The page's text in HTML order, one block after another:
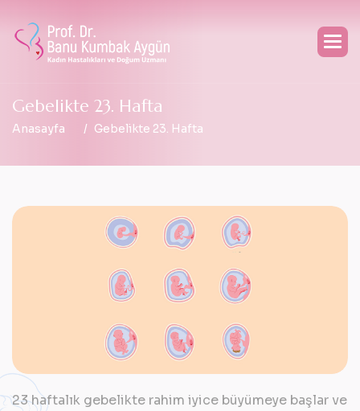
Gebelikte 23. Hafta
Anasayfa Gebelikte 23. Hafta
23 haftalık gebelikte rahim iyice büyümeye başlar ve